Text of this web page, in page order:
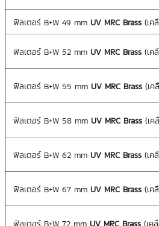
ฟิลเตอร์ B+W 49 mm UV MRC Brass(เค
ฟิลเตอร์ B+W 52 mm UV MRC Brass(เค
ฟิลเตอร์ B+W 55 mm UV MRC Brass(เค
ฟิลเตอร์ B+W 58 mm UV MRC Brass (เ
ฟิลเตอร์ B+W 62 mm UV MRC Brass(เค
ฟิลเตอร์ B+W 67 mm UV MRC Brass (เค